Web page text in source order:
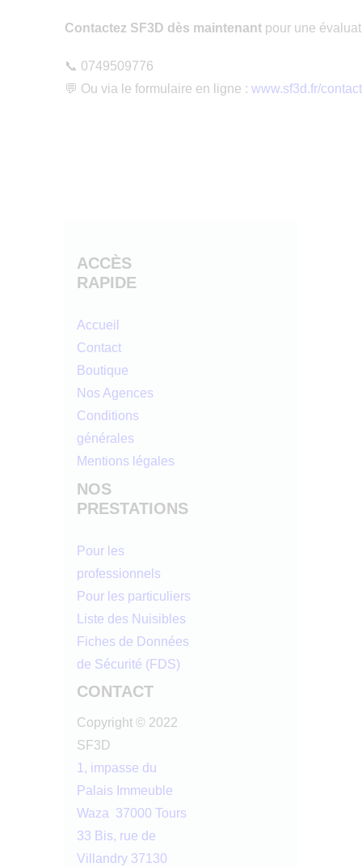
Contactez SF3D dès maintenant pour une
📞 0749509776
💬 Ou via le formulaire en ligne : www.sf3d.fr/contact
ACCÈS
RAPIDE
Accueil
Contact
Boutique
Nos Agences
Conditions
générales
Mentions légales
NOS
PRESTATIONS
Pour les
professionnels
Pour les particuliers
Liste des Nuisibles
Fiches de Données
de Sécurité (FDS)
CONTACT
Copyright © 2022
SF3D
1, impasse du
Palais Immeuble
Waza 37000 Tours
33 Bis, rue de
Villandry 37130